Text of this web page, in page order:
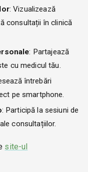
: Vizualizează
consultații în clinică
: Partajează
cu medicul tău.
întrebări
pe smartphone.
: Participă la sesiuni de
consultațiilor.
site-ul